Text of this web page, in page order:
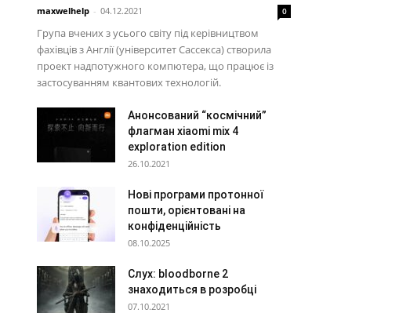
maxwelhelp - 04.12.2021 0
Група вчених з усього світу під керівництвом
фахівців з Англії (університет Сассекса) створила
проект надпотужного компютера, що працює із
застосуванням квантових технологій.
Анонсований “космічний”
флагман xiaomi mix 4
exploration edition
26.10.2021
Нові програми протонної
пошти, орієнтовані на
конфіденційність
08.10.2025
Слух: bloodborne 2
знаходиться в розробці
07.10.2021